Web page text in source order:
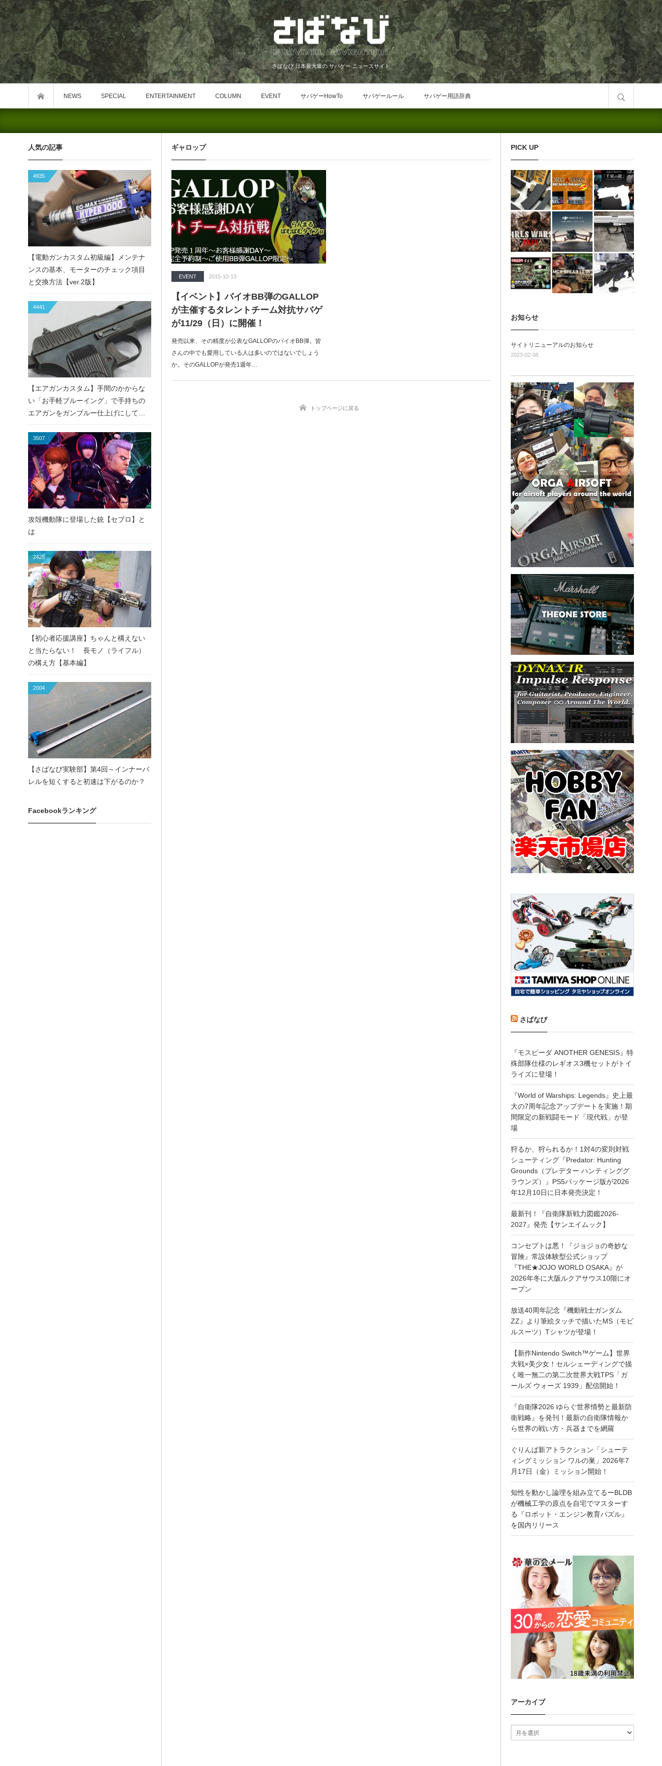
さばなび 日本最大級の サバゲー ニュースサイト
NEWS SPECIAL ENTERTAINMENT COLUMN EVENT サバゲーHowTo サバゲールール サバゲー用語辞典
ギャロップ
EVENT 2015-10-13
【イベント】バイオBB弾のGALLOP
が主催するタレントチーム対抗サバゲ
が11/29（日）に開催！
発売以来、その精度が公表なGALLOPのバイオBB弾。皆
さんの中でも愛用している人は多いのではないでしょう
か。そのGALLOPが発売1週年…
トップページに戻る
人気の記事
4935
【電動ガンカスタム初級編】メンテナ
ンスの基本、モーターのチェック項目
と交換方法【ver.2版】
4441
【エアガンカスタム】手間のかからな
い「お手軽ブルーイング」で手持ちの
エアガンをガンブルー仕上げにしてみ
3507
攻殻機動隊に登場した銃【セブロ】と
は
2425
【初心者応援講座】ちゃんと構えない
と当たらない！ 長モノ（ライフル）
の構え方【基本編】
2004
【さばなび実験部】第4回～インナーバ
レルを短くすると初速は下がるのか？
Facebookランキング
PICK UP
お知らせ
サイトリニューアルのお知らせ
2023-02-08
さばなび
『モスピーダ ANOTHER GENESIS』特
殊部隊仕様のレギオス3機セットがトイ
ライズに登場！
『World of Warships: Legends』史上最
大の7周年記念アップデートを実施！期
間限定の新戦闘モード「現代戦」が登
場
狩るか、狩られるか！1対4の変則対戦
シューティング『Predator: Hunting
Grounds（プレデター ハンティンググ
ラウンズ）』PS5パッケージ版が2026
年12月10日に日本発売決定！
最新刊！『自衛隊新戦力図鑑2026-
2027』発売【サンエイムック】
コンセプトは悪！『ジョジョの奇妙な
冒険』常設体験型公式ショップ
『THE★JOJO WORLD OSAKA』が
2026年冬に大阪ルクアサウス10階にオ
ープン
放送40周年記念『機動戦士ガンダム
ZZ』より筆絵タッチで描いたMS（モビ
ルスーツ）Tシャツが登場！
【新作Nintendo Switch™ゲーム】世界
大戦×美少女！セルシェーディングで描
く唯一無二の第二次世界大戦TPS「ガ
ールズ ウォーズ 1939」配信開始！
『自衛隊2026 ゆらぐ世界情勢と最新防
衛戦略』を発刊！最新の自衛隊情報か
ら世界の戦い方・兵器までを網羅
ぐりんぱ新アトラクション「シューテ
ィングミッション ワルの巣」2026年7
月17日（金）ミッション開始！
知性を動かし論理を組み立てるーBLDB
が機械工学の原点を自宅でマスターす
る『ロボット・エンジン教育パズル』
を国内リリース
アーカイブ